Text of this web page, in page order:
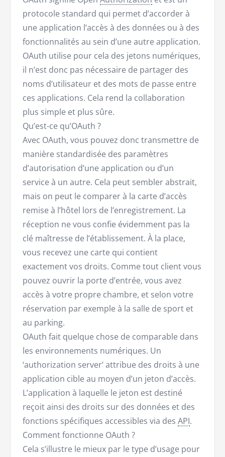
protocole standard qui permet d’accorder à
une application l’accès à des données ou à des
fonctionnalités au sein d’une autre application.
OAuth utilise pour cela des jetons numériques,
il n’est donc pas nécessaire de partager des
noms d’utilisateur et des mots de passe entre
ces applications. Cela rend la collaboration
plus simple et plus sûre.
Qu’est-ce qu’OAuth ?
Avec OAuth, vous pouvez donc transmettre de
manière standardisée des paramètres
d’autorisation d’une application ou d’un
service à un autre. Cela peut sembler abstrait,
mais on peut le comparer à la carte d’accès
remise à l’hôtel lors de l’enregistrement. La
réception ne vous confie évidemment pas la
clé maîtresse de l’établissement. À la place,
vous recevez une carte qui contient
exactement vos droits. Comme tout client vous
pouvez ouvrir la porte d’entrée, vous avez
accès à votre propre chambre, et selon votre
réservation par exemple à la salle de sport et
au parking.
OAuth fait quelque chose de comparable dans
les environnements numériques. Un
‘authorization server’ attribue des droits à une
application cible au moyen d’un jeton d’accès.
L’application à laquelle le jeton est destiné
reçoit ainsi des droits sur des données et des
fonctions spécifiques accessibles via des API.
Comment fonctionne OAuth ?
Cela s’illustre le mieux par le type d’usage pour